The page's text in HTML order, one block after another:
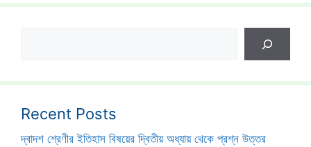
Recent Posts
দ্বাদশ শ্রেণীর ইতিহাস বিষয়ের দ্বিতীয় অধ্যায় থেকে প্রশ্ন উত্তর